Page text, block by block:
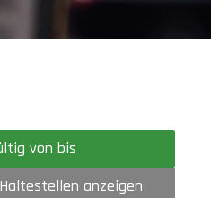
Gültig von bis
anzeigen